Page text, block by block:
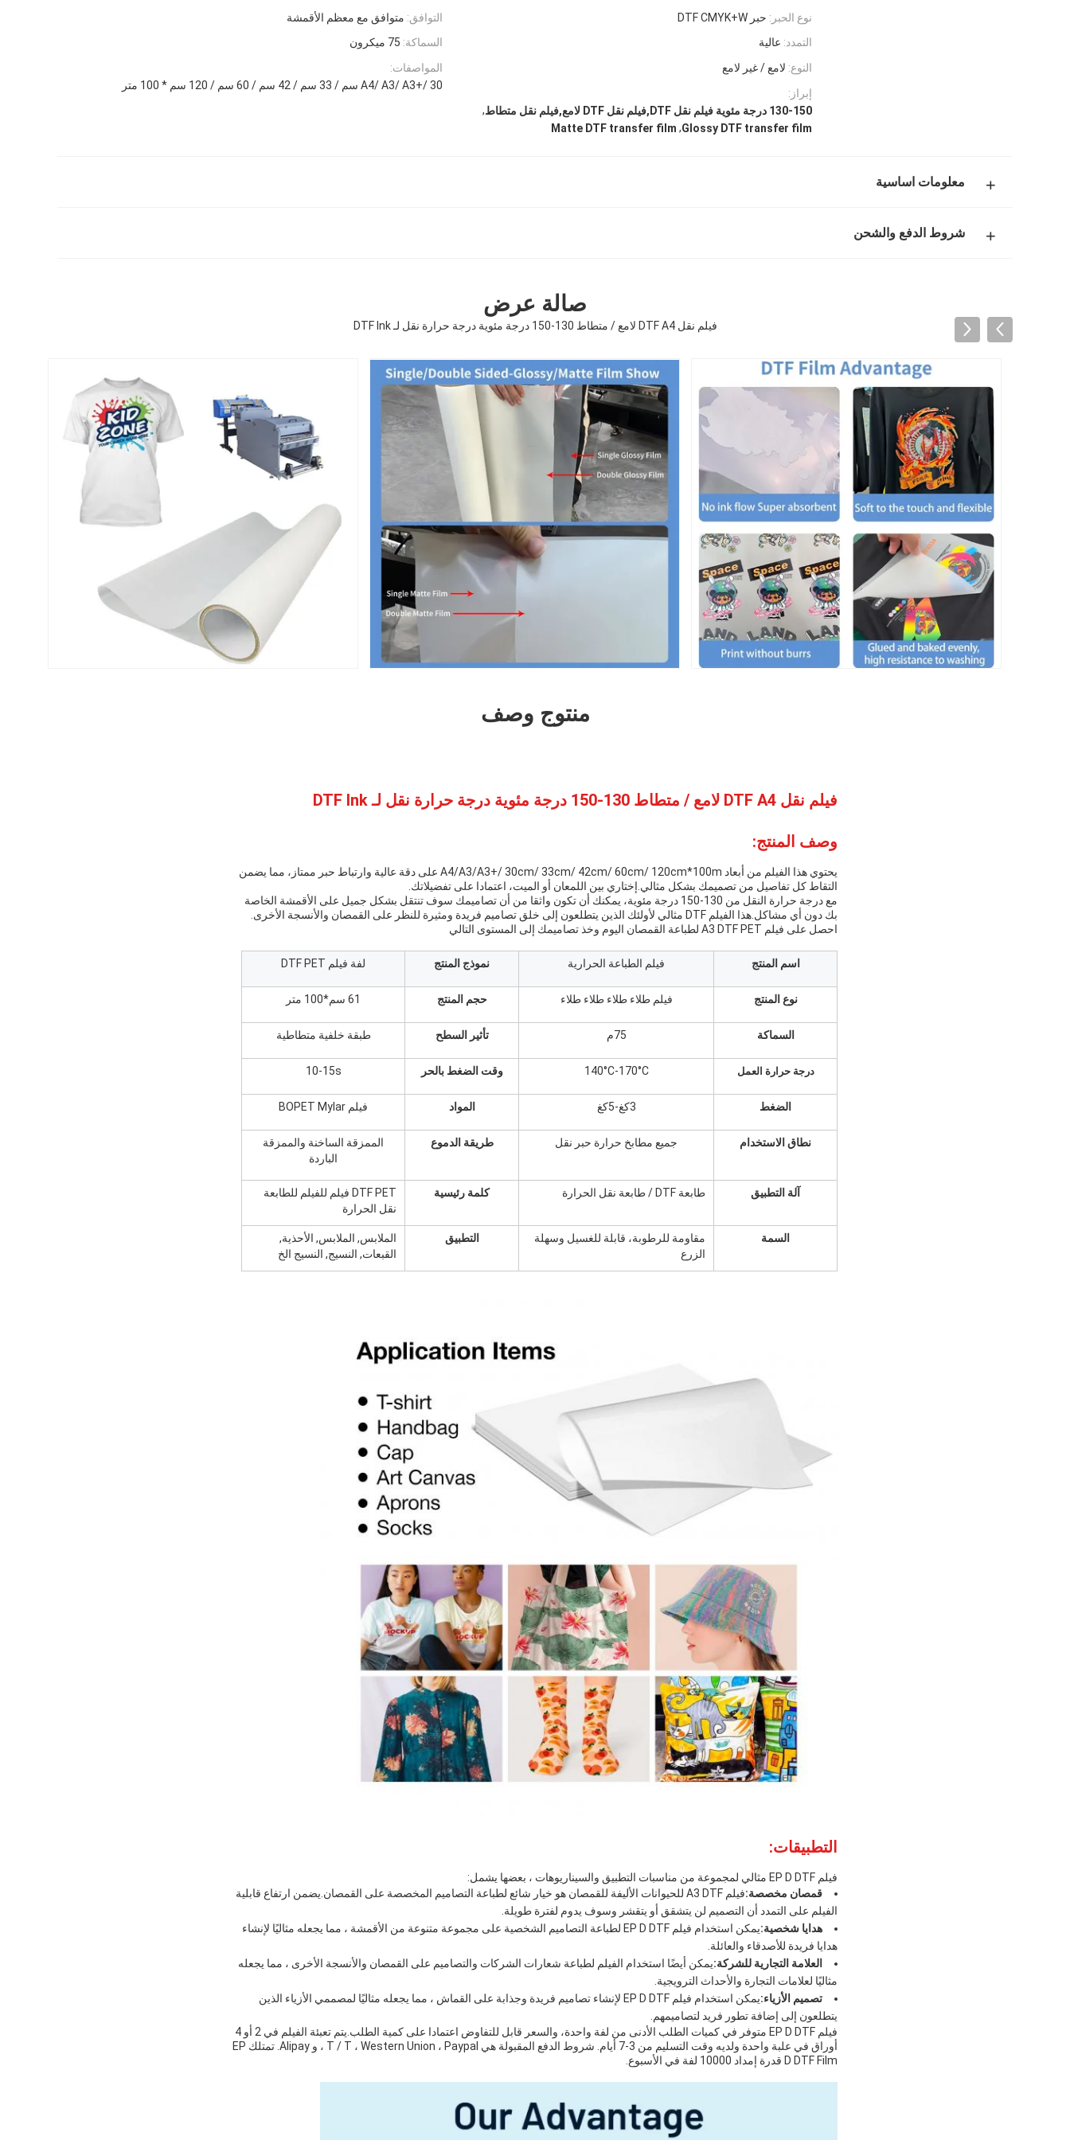
التوافق: متوافق مع معظم الأقمشة نوع الحبر: حبر DTF CMYK+W
السماكة: 75 ميكرون التمدد: عالية
المواصفات:
A4/ A3/ A3+/ 30 سم / 33 سم / 42 سم / 60 سم / 120 سم * 100 متر
النوع: لامع / غير لامع
إبراز:
130-150 درجة مئوية فيلم نقل DTF,فيلم نقل DTF لامع,فيلم نقل متطاط
,
Glossy DTF transfer film
,
Matte DTF transfer film
معلومات اساسية
شروط الدفع والشحن
صالة عرض
فيلم نقل DTF A4 لامع / متطاط 130-150 درجة مئوية درجة حرارة نقل لـ DTF Ink
منتوج وصف
فيلم نقل DTF A4 لامع / متطاط 130-150 درجة مئوية درجة حرارة نقل لـ DTF Ink
وصف المنتج:
يحتوي هذا الفيلم من أبعاد A4/A3/A3+/ 30cm/ 33cm/ 42cm/ 60cm/ 120cm*100m على دقة عالية وارتباط حبر ممتاز، مما يضمن
التقاط كل تفاصيل من تصميمك بشكل مثالي.إختاري بين اللمعان أو الميت، اعتمادا على تفضيلاتك.
مع درجة حرارة النقل من 130-150 درجة مئوية، يمكنك أن تكون واثقا من أن تصاميمك سوف تنتقل بشكل جميل على الأقمشة الخاصة
بك دون أي مشاكل.هذا الفيلم DTF مثالي لأولئك الذين يتطلعون إلى خلق تصاميم فريدة ومثيرة للنظر على القمصان والأنسجة الأخرى.
احصل على فيلم A3 DTF PET لطباعة القمصان اليوم وخذ تصاميمك إلى المستوى التالي
اسم المنتج فيلم الطباعة الحرارية نموذج المنتج لفة فيلم DTF PET
نوع المنتج فيلم طلاء طلاء طلاء طلاء حجم المنتج 61 سم*100 متر
السماكة 75م تأثير السطح طبقة خلفية متطاطية
درجة حرارة العمل 140°C-170°C وقت الضغط بالحر 10-15s
الضغط 3كغ-5كغ المواد فيلم BOPET Mylar
نطاق الاستخدام جميع مطابخ حرارة حبر نقل طريقة الدموع
الممزقة الساخنة والممزقة
الباردة
آلة التطبيق طابعة DTF / طابعة نقل الحرارة كلمة رئيسية
DTF PET فيلم للفيلم للطابعة
نقل الحرارة
السمة
مقاومة للرطوبة، قابلة للغسيل وسهلة
الزرع
التطبيق
الملابس, الملابس, الأحذية,
القبعات, النسيج, النسيج الخ
التطبيقات:
فيلم EP D DTF مثالي لمجموعة من مناسبات التطبيق والسيناريوهات ، بعضها يشمل:
قمصان مخصصة:
فيلم A3 DTF للحيوانات الأليفة للقمصان هو خيار شائع لطباعة التصاميم المخصصة على القمصان.يضمن ارتفاع قابلية
الفيلم على التمدد أن التصميم لن يتشقق أو يتقشر وسوف يدوم لفترة طويلة.
هدايا شخصية:
يمكن استخدام فيلم EP D DTF لطباعة التصاميم الشخصية على مجموعة متنوعة من الأقمشة ، مما يجعله مثاليًا لإنشاء
هدايا فريدة للأصدقاء والعائلة.
العلامة التجارية للشركة:يمكن أيضًا استخدام الفيلم لطباعة شعارات الشركات والتصاميم على القمصان والأنسجة الأخرى ، مما يجعله
مثاليًا لعلامات التجارة والأحداث الترويجية.
تصميم الأزياء:
يمكن استخدام فيلم EP D DTF لإنشاء تصاميم فريدة وجذابة على القماش ، مما يجعله مثاليًا لمصممي الأزياء الذين
يتطلعون إلى إضافة تطور فريد لتصاميمهم.
فيلم EP D DTF متوفر في كميات الطلب الأدنى من لفة واحدة، والسعر قابل للتفاوض اعتمادا على كمية الطلب.يتم تعبئة الفيلم في 2 أو 4
أوراق في علبة واحدة ولديه وقت التسليم من 3-7 أيام. شروط الدفع المقبولة هي T / T ، Western Union ، Paypal ، و Alipay. تمتلك EP
D DTF Film قدرة إمداد 10000 لفة في الأسبوع.